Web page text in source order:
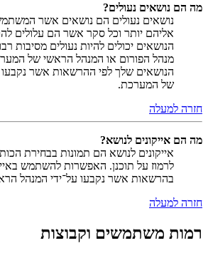
מה הם נושאים נעולים?
נושאים נעולים הם נושאים אשר
אליהם יותר וכל סקר אשר הם עלולים
הנושאים יכולים להיות נעולים מסיבות
מנהל הפורום או המנהל הראשי של
הנושאים שלך לפי ההרשאות אשר נקבעו
של המערכת.
חזרה למעלה
מה הם אייקונים לנושא?
אייקונים לנושא הם תמונות בבחירת
לרמוז על תוכנן. האפשרות להשתמש
בהרשאות אשר נקבעו על־ידי המנהל
חזרה למעלה
רמות משתמשים וקבוצות